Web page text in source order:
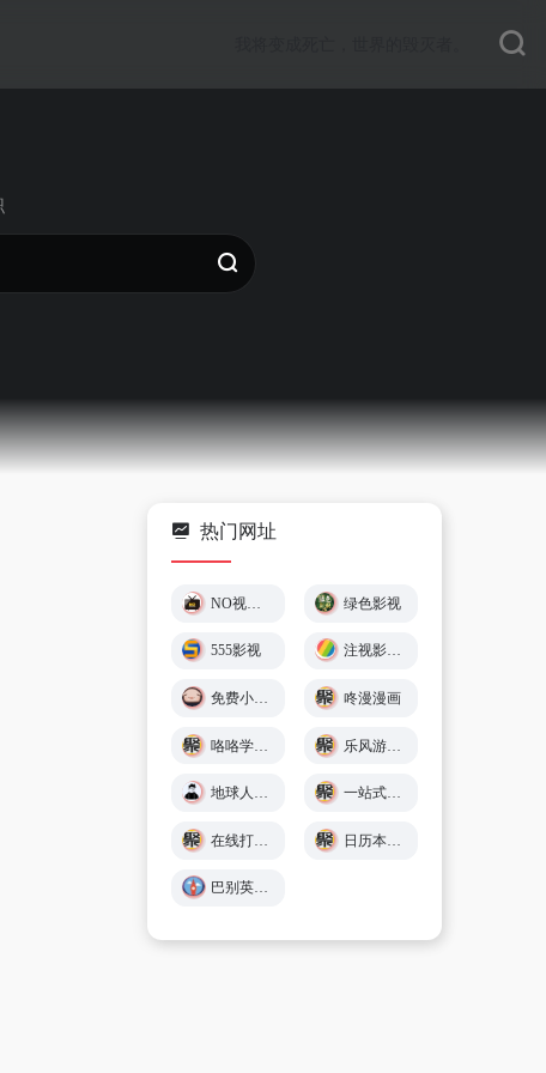
热门网址
绿色影视
555影视 注视影视 - 免费在线观影
免费小游戏在线玩 🕹️ 小猪秒玩 咚漫漫画
地球人导航 - 探索全网优质免费资源 一站式在线工具服务平台 - 工具派
巴别英语 - 英语听力练习,看美剧学英语